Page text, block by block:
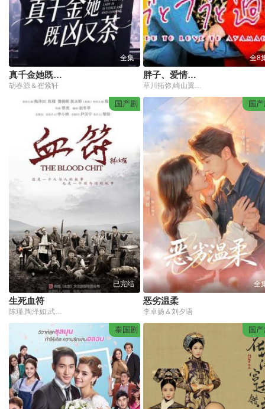
全集
真千金她既凶又茶
胡春源＆崔紫轩
全8
胖子、爱情和错误！
国产剧
已完结
生死血符
国
全
恶劣温柔
李卓扬＆刘夕语
泰国剧 国